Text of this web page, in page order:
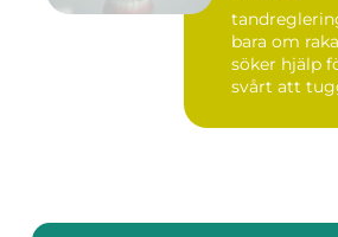
bara om
söker hjälp
svårt att